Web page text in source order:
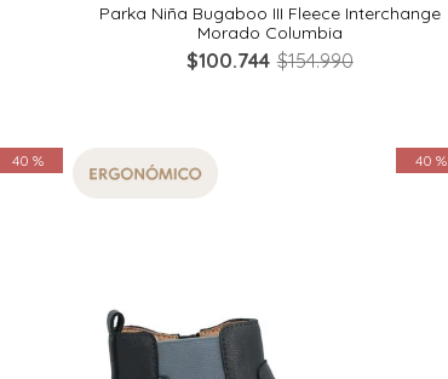
Parka Niña Bugaboo III Fleece Interchange
Morado Columbia
$100.744 $154.990
40 % 40 %